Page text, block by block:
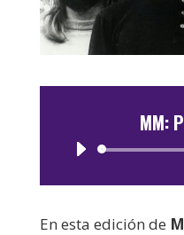
MM:
En esta edición de